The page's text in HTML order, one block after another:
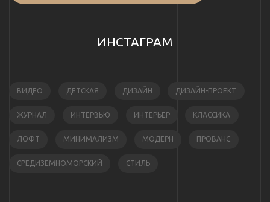
ИНСТАГРАМ
ВИДЕО ДЕТСКАЯ ДИЗАЙН ДИЗАЙН-ПРОЕКТ
ЖУРНАЛ ИНТЕРВЬЮ ИНТЕРЬЕР КЛАССИКА
ЛОФТ МИНИМАЛИЗМ МОДЕРН ПРОВАНС
СРЕДИЗЕМНОМОРСКИЙ СТИЛЬ